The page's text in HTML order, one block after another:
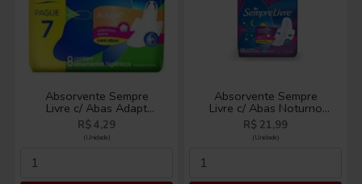
Absorvente Sempre
Livre c/ Abas Adapt
Suave Lv8 Pg7
R$ 4,29
(Unidade)
Absorvente Sempre
Livre c/ Abas Noturno
Suave Lv16 Pg14
R$ 21,99
(Unidade)